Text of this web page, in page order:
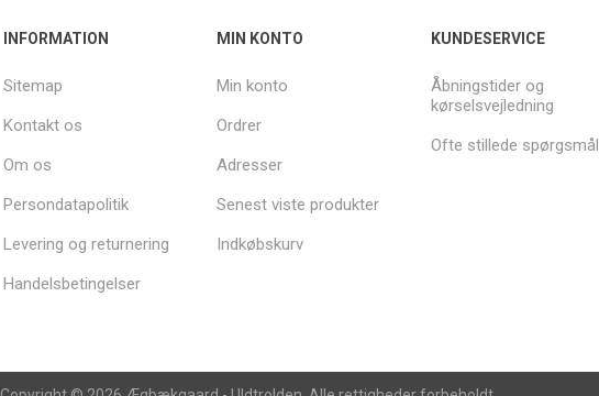
INFORMATION
Sitemap
Kontakt os
Om os
Persondatapolitik
Levering og returnering
Handelsbetingelser
MIN KONTO
Min konto
Ordrer
Adresser
Senest viste produkter
Indkøbskurv
KUNDESERVICE
Åbningstider og
kørselsvejledning
Ofte stillede spørgsmål